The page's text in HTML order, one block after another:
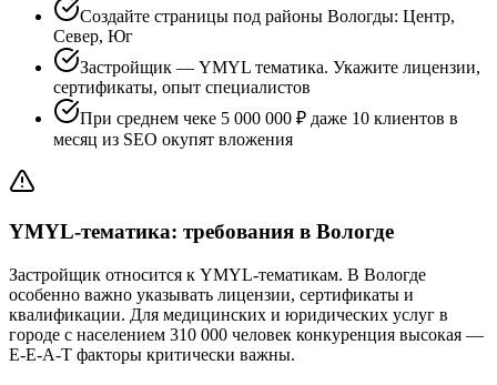
Создайте страницы под районы Вологды: Центр,
Север, Юг
Застройщик — YMYL тематика. Укажите лицензии,
сертификаты, опыт специалистов
При среднем чеке 5 000 000 ₽ даже 10 клиентов в
месяц из SEO окупят вложения
YMYL-тематика: требования в Вологде
Застройщик относится к YMYL-тематикам. В Вологде
особенно важно указывать лицензии, сертификаты и
квалификации. Для медицинских и юридических услуг в
городе с населением 310 000 человек конкуренция высокая —
E-E-A-T факторы критически важны.